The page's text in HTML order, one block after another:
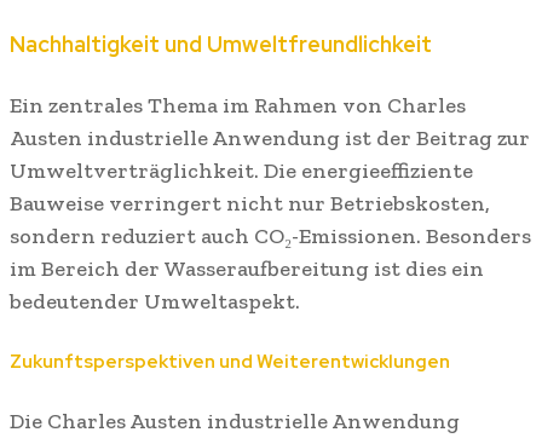
Nachhaltigkeit und Umweltfreundlichkeit
Ein zentrales Thema im Rahmen von Charles
Austen industrielle Anwendung ist der Beitrag zur
Umweltverträglichkeit. Die energieeffiziente
Bauweise verringert nicht nur Betriebskosten,
sondern reduziert auch CO₂-Emissionen. Besonders
im Bereich der Wasseraufbereitung ist dies ein
bedeutender Umweltaspekt.
Zukunftsperspektiven und Weiterentwicklungen
Die Charles Austen industrielle Anwendung